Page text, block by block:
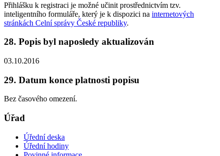
Přihlášku k registraci je možné učinit prostřednictvím tzv.
inteligentního formuláře, který je k dispozici na internetových
stránkách Celní správy České republiky.
28. Popis byl naposledy aktualizován
03.10.2016
29. Datum konce platnosti popisu
Bez časového omezení.
Úřad
Úřední deska
Úřední hodiny